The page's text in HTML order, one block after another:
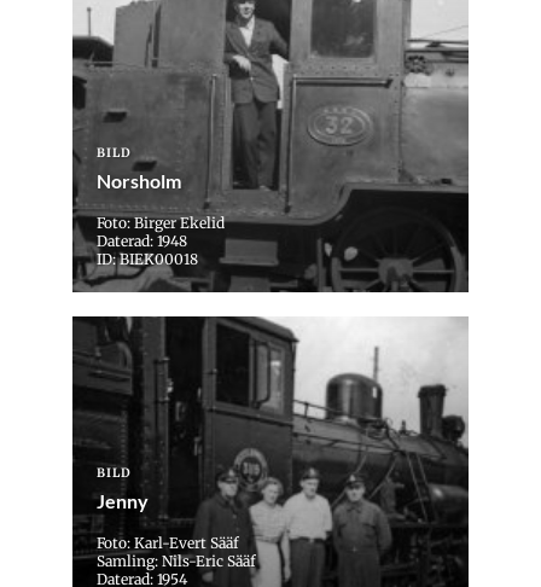
BILD
Norsholm
Foto: Birger Ekelid
Daterad: 1948
ID: BIEK00018
BILD
Jenny
Foto: Karl-Evert Sääf
Samling: Nils-Eric Sääf
Daterad: 1954